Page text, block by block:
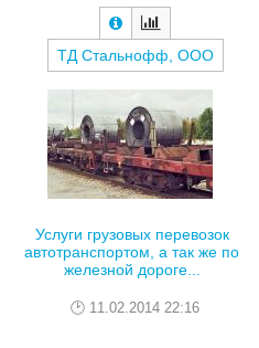
ТД Стальнофф, ООО
Услуги грузовых перевозок
автотранспортом, а так же по
железной дороге...
11.02.2014 22:16